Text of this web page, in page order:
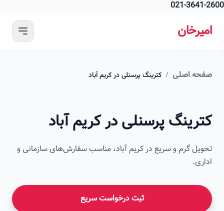
021-
اصلی / کترینگ پرسنلی در کریم آباد
پرسنلی در کریم آباد
گرم و سریع در کریم آباد، مناسب سفارش‌های سازمانی و
ثبت درخواست سریع
تصویر این صفحه به زودی اضافه می‌شود